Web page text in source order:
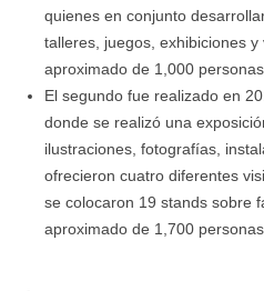
quienes en conjunto
talleres, juegos, exhibiciones
aproximado de 1,000
El segundo fue realizado en
donde se realizó una
ilustraciones, fotografías,
ofrecieron cuatro diferentes
se colocaron 19 stands sobre
aproximado de 1,700